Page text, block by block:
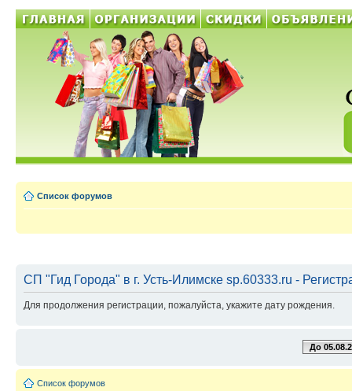
Список форумов
СП "Гид Города" в г. Усть-Илимске sp.60333.ru -
Для продолжения регистрации, пожалуйста, укажите дату рождения.
До
Список форумов